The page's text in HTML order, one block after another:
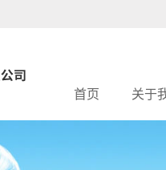
首页 关于